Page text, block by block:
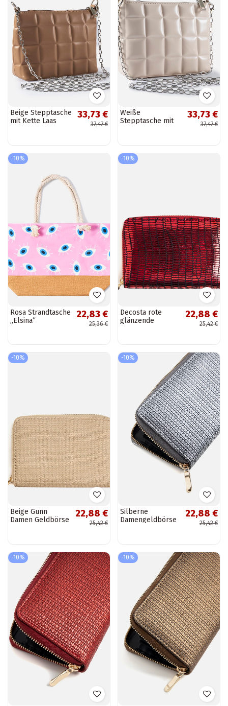
Beige Stepptasche
mit Kette Laas
33,73 €
37,47 €
Weiße
Stepptasche mit
33,73 €
37,47 €
-10%
Rosa Strandtasche
„Elsina“
22,83 €
25,36 €
-10%
Decosta rote
glänzende
22,88 €
25,42 €
-10%
Beige Gunn
Damen Geldbörse
22,88 €
25,42 €
-10%
Silberne
Damengeldbörse
22,88 €
25,42 €
-10% -10%